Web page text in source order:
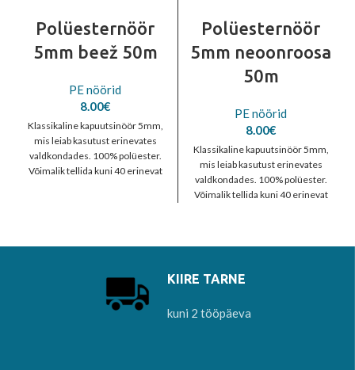
Polüesternöör
5mm beež 50m
PE nöörid
8.00€
Klassikaline kapuutsinöör 5mm,
mis leiab kasutust erinevates
valdkondades. 100% polüester.
Võimalik tellida kuni 40 erinevat
Polüesternöör
5mm neoonroosa
50m
PE nöörid
8.00€
Klassikaline kapuutsinöör 5mm,
mis leiab kasutust erinevates
valdkondades. 100% polüester.
Võimalik tellida kuni 40 erinevat
KIIRE TARNE
kuni 2 tööpäeva